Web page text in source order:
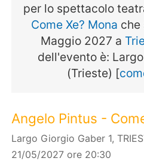
per lo spettacolo
Come Xe? Mona che
Maggio 2027 a
dell'evento è:
(Trieste) [
Angelo Pintus -
Largo Giorgio Gaber 1,
21/05/2027 ore 20:30